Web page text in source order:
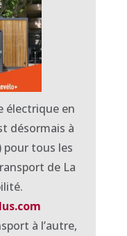
électrique en
désormais à
pour tous les
de La
.
à l’autre,